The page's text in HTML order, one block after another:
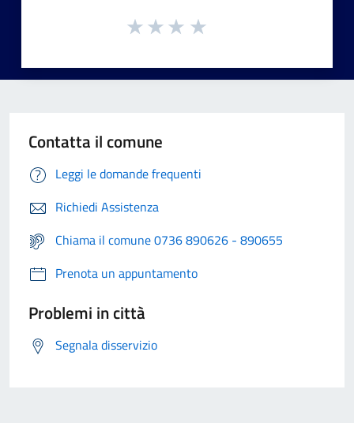
Contatta il comune
Leggi le domande frequenti
Richiedi Assistenza
Chiama il comune 0736 890626 - 890655
Prenota un appuntamento
Problemi in città
Segnala disservizio